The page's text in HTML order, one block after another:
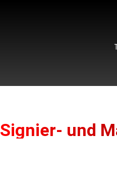
Signier- und